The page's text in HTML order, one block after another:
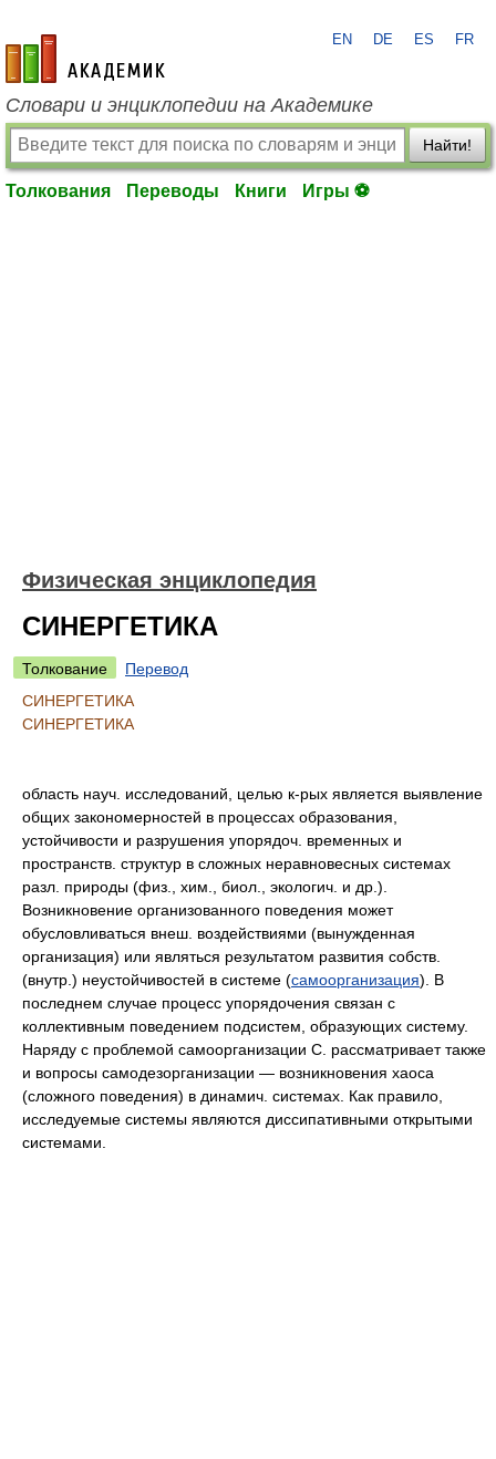
academic.ru
EN DE ES FR
Словари и энциклопедии на Академике
Найти!
Толкования Переводы Книги Игры ⚽
Физическая энциклопедия
СИНЕРГЕТИКА
Толкование
Перевод
СИНЕРГЕТИКА
СИНЕРГЕТИКА
область науч. исследований, целью к-рых является выявление
общих закономерностей в процессах образования,
устойчивости и разрушения упорядоч. временных и
пространств. структур в сложных неравновесных системах
разл. природы (физ., хим., биол., экологич. и др.).
Возникновение организованного поведения может
обусловливаться внеш. воздействиями (вынужденная
организация) или являться результатом развития собств.
(внутр.) неустойчивостей в системе (самоорганизация). В
последнем случае процесс упорядочения связан с
коллективным поведением подсистем, образующих систему.
Наряду с проблемой самоорганизации С. рассматривает также
и вопросы самодезорганизации — возникновения хаоса
(сложного поведения) в динамич. системах. Как правило,
исследуемые системы являются диссипативными открытыми
системами.